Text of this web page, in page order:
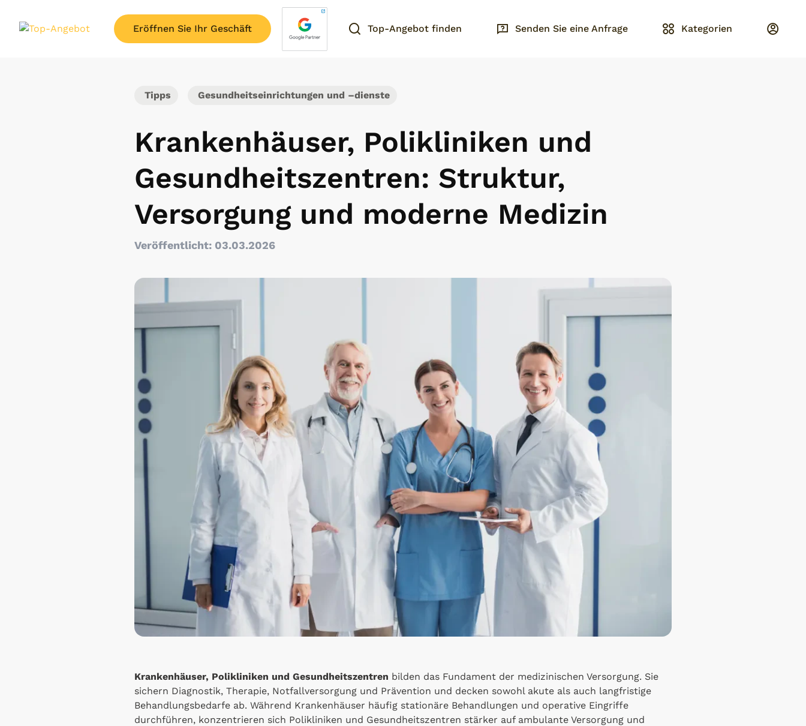
Eröffnen Sie Ihr Geschäft Top-Angebot finden Senden Sie eine Anfrage Kategorien
Tipps Gesundheitseinrichtungen und –dienste
Krankenhäuser, Polikliniken und
Gesundheitszentren: Struktur,
Versorgung und moderne Medizin
Veröffentlicht: 03.03.2026
Krankenhäuser, Polikliniken und Gesundheitszentren bilden das Fundament der medizinischen Versorgung. Sie
sichern Diagnostik, Therapie, Notfallversorgung und Prävention und decken sowohl akute als auch langfristige
Behandlungsbedarfe ab. Während Krankenhäuser häufig stationäre Behandlungen und operative Eingriffe
durchführen, konzentrieren sich Polikliniken und Gesundheitszentren stärker auf ambulante Versorgung und